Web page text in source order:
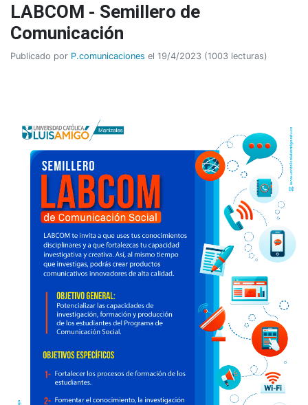
LABCOM - Semillero de
Comunicación
Publicado por P.comunicaciones el 19/4/2023 (1003 lecturas)